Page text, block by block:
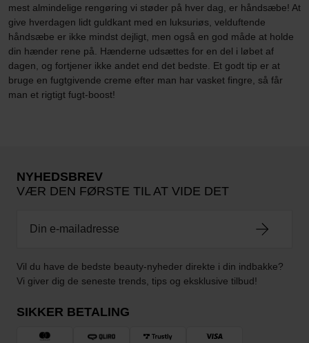
mest almindelige rengøring vi støder på hver dag, er håndsæbe! At
give hverdagen lidt guldkant med en luksuriøs, velduftende
håndsæbe er ikke mindst dejligt, men også en god måde at holde
din hænder rene på. Hænderne udsættes for en del i løbet af
dagen, og fortjener ikke andet end det bedste. Et godt tip er at
bruge en fugtgivende creme efter man har vasket fingre, så får
man et rigtigt fugt-boost!
NYHEDSBREV
VÆR DEN FØRSTE TIL AT VIDE DET
Vil du have de bedste beauty-nyheder direkte i din indbakke?
Vi giver dig de seneste trends, tips og eksklusive tilbud!
SIKKER BETALING